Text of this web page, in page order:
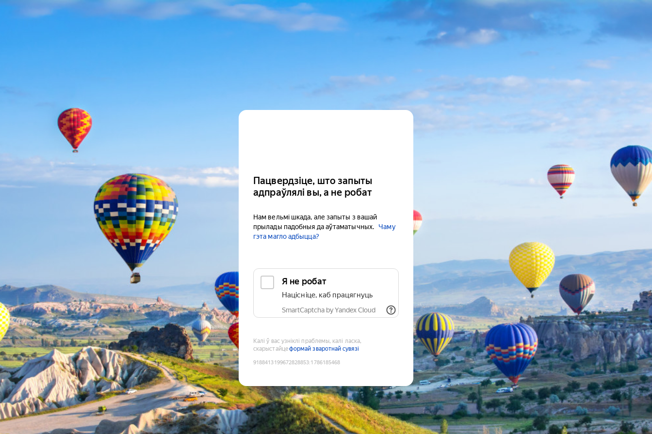
Пацвердзіце, што запыты
адпраўлялі вы, а не робат
Нам вельмі шкада, але запыты з вашай
прылады падобныя да аўтаматычных.
Чаму
гэта магло адбыцца?
Я не робат
Націсніце, каб працягнуць
SmartCaptcha by Yandex Cloud
Калі ў вас узніклі праблемы, калі ласка,
скарыстайцеформай зваротнай сувязі
9188413199672828853:1786185468